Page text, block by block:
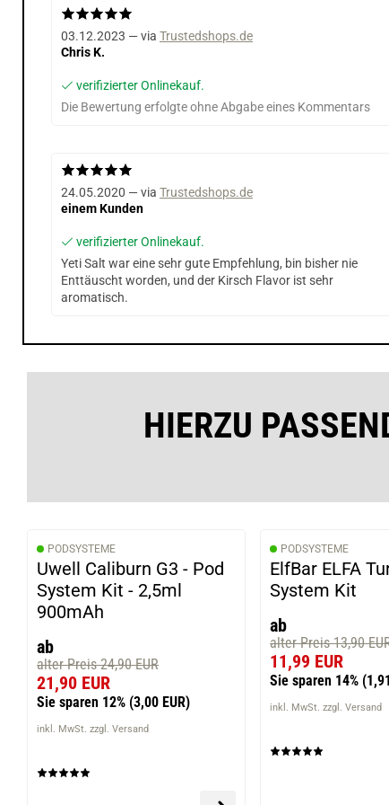
03.12.2023 — via Trustedshops.de
Chris K.
verifizierter Onlinekauf.
Die Bewertung erfolgte ohne Abgabe eines Kommentars
24.05.2020 — via Trustedshops.de
einem Kunden
verifizierter Onlinekauf.
Yeti Salt war eine sehr gute Empfehlung, bin bisher nie
Enttäuscht worden, und der Kirsch Flavor ist sehr
aromatisch.
HIERZU
PODSYSTEME
Uwell Caliburn G3 - Pod
System Kit - 2,5ml
900mAh
ab
alter Preis 24,90 EUR
21,90 EUR
Sie sparen 12% (3,00 EUR)
inkl. MwSt. zzgl. Versand
PODSYSTEME
ElfBar ELFA
System Kit
ab
alter Preis 13,90
11,99 EUR
Sie sparen 14%
inkl. MwSt. zzgl. Versand